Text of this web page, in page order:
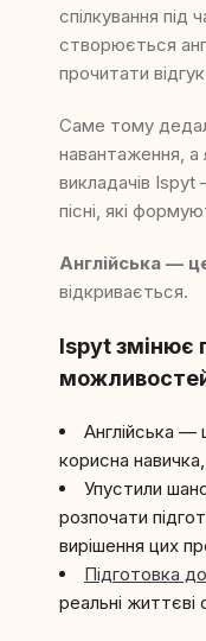
спілкування
створюється
прочитати
Саме тому
навантаження, а
викладачів Ispyt
пісні, які
Англійська —
відкривається.
Ispyt змінює
Англійська —
корисна
Упустили
розпочати
вирішення цих
Підготовка
реальні